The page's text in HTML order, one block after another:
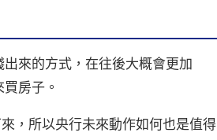
來的方式，在往後大概會更加
房子。
，所以央行未來動作如何也是值得